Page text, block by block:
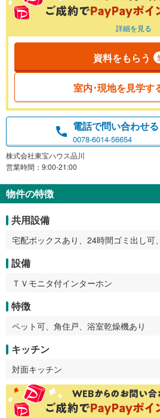
詳細を見る
資料をもらう
室内･現地を見学す
電話で問い合わせる
0078-6014-56654
株式会社東宝ハウス品川
営業時間：9:00-21:00
物件の特徴
共用設備
宅配ボックスあり、24時間ゴミ出し可
設備
ＴＶモニタ付インターホン
特徴
ペット可、角住戸、浴室乾燥機あり
キッチン
対面キッチン